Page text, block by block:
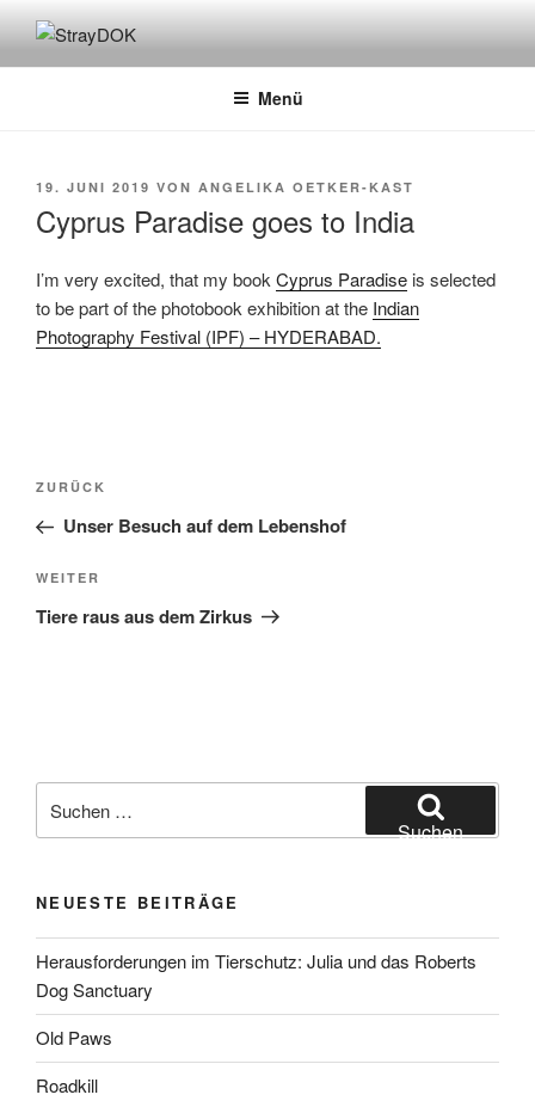
Inhalt
springenSTRAYDOK
Menü
VERÖFFENTLICHT
19. JUNI 2019 VON ANGELIKA OETKER-KAST
Cyprus Paradise goes to India
I’m very excited, that my bookCyprus Paradise is selected
to be part of the photobook exhibition at the Indian
Photography Festival (IPF) – HYDERABAD.
Beitragsnavigation
Vorheriger
Beitrag
ZURÜCK
Unser Besuch auf dem Lebenshof
Nächster
Beitrag
WEITER
Tiere raus aus dem Zirkus
nach:
Suchen
NEUESTE BEITRÄGE
Herausforderungen im Tierschutz: Julia und das Roberts
Dog Sanctuary
Old Paws
Roadkill